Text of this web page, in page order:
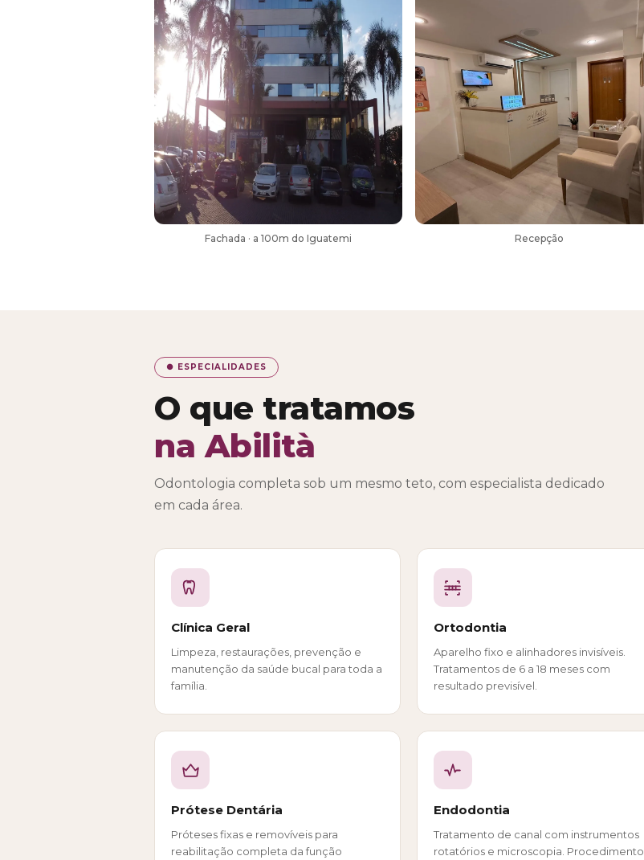
Fachada · a 100m do Iguatemi Recepção
● ESPECIALIDADES
O que tratamos
na Abilità
Odontologia completa sob um mesmo teto, com especialista dedicado
em cada área.
Clínica Geral
Limpeza, restaurações, prevenção e
manutenção da saúde bucal para toda a
família.
Ortodontia
Aparelho fixo e alinhadores invisíveis.
Tratamentos de 6 a 18 meses com
resultado previsível.
Prótese Dentária
Próteses fixas e removíveis para
reabilitação completa da função
Endodontia
Tratamento de canal com instrumentos
rotatórios e microscopia. Procedimento